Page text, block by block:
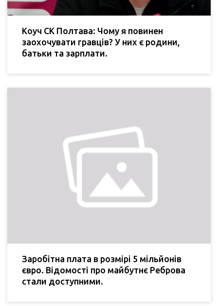
Коуч СК Полтава: Чому я повинен
заохочувати гравців? У них є родини,
батьки та зарплати.
Заробітна плата в розмірі 5 мільйонів
євро. Відомості про майбутнє Реброва
стали доступними.